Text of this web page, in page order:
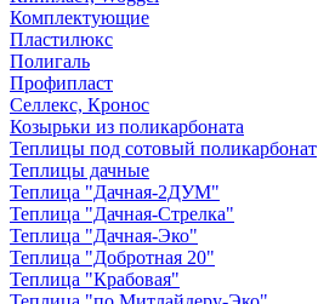
Комплектующие
Пластилюкс
Полигаль
Профипласт
Селлекс, Кронос
Козырьки из поликарбоната
Теплицы под сотовый поликарбонат
Теплицы дачные
Теплица "Дачная-2ДУМ"
Теплица "Дачная-Стрелка"
Теплица "Дачная-Эко"
Теплица "Добротная 20"
Теплица "Крабовая"